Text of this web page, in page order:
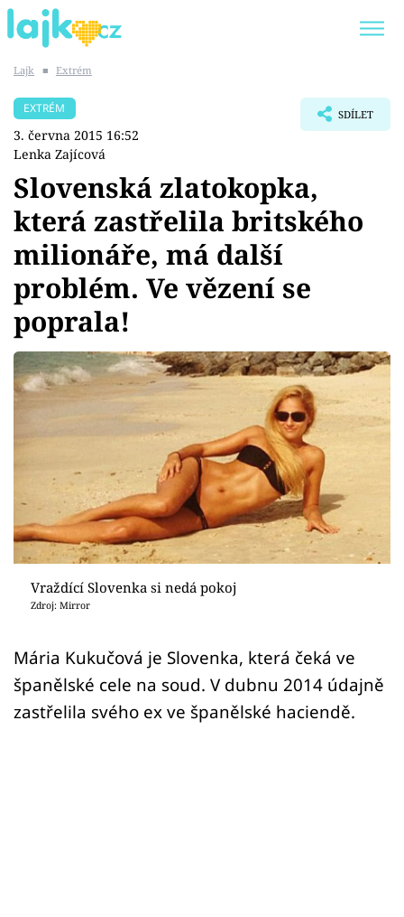
SHOPAHOLICADEL
Témata
Showbyznys
Youtubeři
Virály
Sex a vztahy
Sledujte prima+
Přihlášení
Lajk ■ Extrém
EXTRÉM
3. června 2015 16:52
Lenka Zajícová
SDÍLET
Slovenská zlatokopka,
která zastřelila britského
milionáře, má další
problém. Ve vězení se
poprala!
Vraždící Slovenka si nedá pokoj
Zdroj: Mirror
Mária Kukučová je Slovenka, která čeká ve
španělské cele na soud. V dubnu 2014 údajně
zastřelila svého ex ve španělské haciendě.